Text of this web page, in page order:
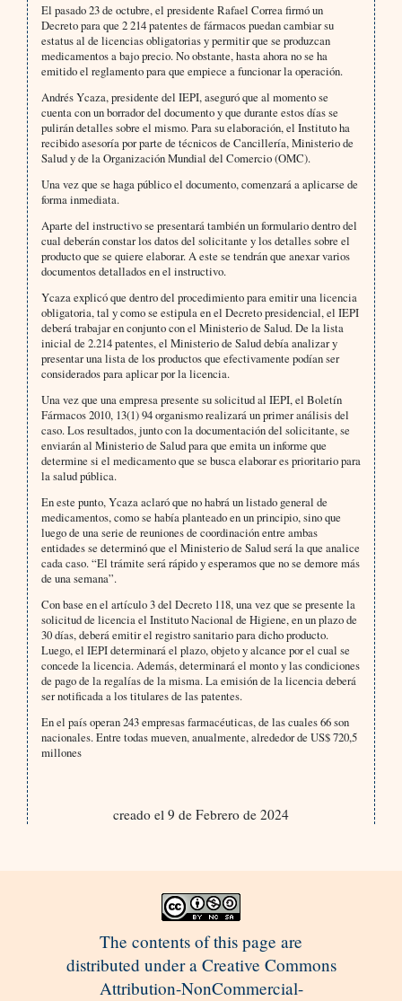
El pasado 23 de octubre, el presidente Rafael Correa firmó un
Decreto para que 2 214 patentes de fármacos puedan cambiar su
estatus al de licencias obligatorias y permitir que se produzcan
medicamentos a bajo precio. No obstante, hasta ahora no se ha
emitido el reglamento para que empiece a funcionar la operación.
Andrés Ycaza, presidente del IEPI, aseguró que al momento se
cuenta con un borrador del documento y que durante estos días se
pulirán detalles sobre el mismo. Para su elaboración, el Instituto ha
recibido asesoría por parte de técnicos de Cancillería, Ministerio de
Salud y de la Organización Mundial del Comercio (OMC).
Una vez que se haga público el documento, comenzará a aplicarse de
forma inmediata.
Aparte del instructivo se presentará también un formulario dentro del
cual deberán constar los datos del solicitante y los detalles sobre el
producto que se quiere elaborar. A este se tendrán que anexar varios
documentos detallados en el instructivo.
Ycaza explicó que dentro del procedimiento para emitir una licencia
obligatoria, tal y como se estipula en el Decreto presidencial, el IEPI
deberá trabajar en conjunto con el Ministerio de Salud. De la lista
inicial de 2.214 patentes, el Ministerio de Salud debía analizar y
presentar una lista de los productos que efectivamente podían ser
considerados para aplicar por la licencia.
Una vez que una empresa presente su solicitud al IEPI, el Boletín
Fármacos 2010, 13(1) 94 organismo realizará un primer análisis del
caso. Los resultados, junto con la documentación del solicitante, se
enviarán al Ministerio de Salud para que emita un informe que
determine si el medicamento que se busca elaborar es prioritario para
la salud pública.
En este punto, Ycaza aclaró que no habrá un listado general de
medicamentos, como se había planteado en un principio, sino que
luego de una serie de reuniones de coordinación entre ambas
entidades se determinó que el Ministerio de Salud será la que analice
cada caso. “El trámite será rápido y esperamos que no se demore más
de una semana”.
Con base en el artículo 3 del Decreto 118, una vez que se presente la
solicitud de licencia el Instituto Nacional de Higiene, en un plazo de
30 días, deberá emitir el registro sanitario para dicho producto.
Luego, el IEPI determinará el plazo, objeto y alcance por el cual se
concede la licencia. Además, determinará el monto y las condiciones
de pago de la regalías de la misma. La emisión de la licencia deberá
ser notificada a los titulares de las patentes.
En el país operan 243 empresas farmacéuticas, de las cuales 66 son
nacionales. Entre todas mueven, anualmente, alrededor de US$ 720,5
millones
creado el 9 de Febrero de 2024
The contents of this page are
distributed under a Creative Commons
Attribution-NonCommercial-